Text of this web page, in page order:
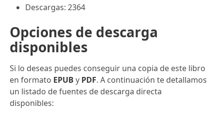
Descargas: 2364
Opciones de descarga
disponibles
Si lo deseas puedes conseguir una copia de este libro
en formato EPUB y PDF. A continuación te detallamos
un listado de fuentes de descarga directa
disponibles: